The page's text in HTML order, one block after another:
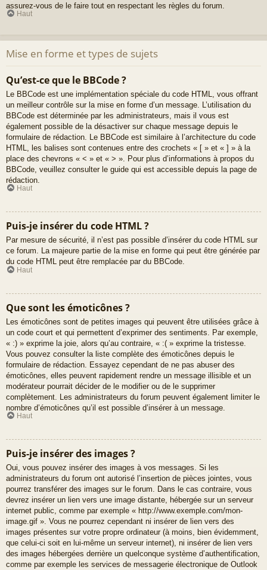
assurez-vous de le faire tout en respectant les règles du forum.
Haut
Mise en forme et types de sujets
Qu’est-ce que le BBCode ?
Le BBCode est une implémentation spéciale du code HTML, vous offrant
un meilleur contrôle sur la mise en forme d’un message. L’utilisation du
BBCode est déterminée par les administrateurs, mais il vous est
également possible de la désactiver sur chaque message depuis le
formulaire de rédaction. Le BBCode est similaire à l’architecture du code
HTML, les balises sont contenues entre des crochets « [ » et « ] » à la
place des chevrons « < » et « > ». Pour plus d’informations à propos du
BBCode, veuillez consulter le guide qui est accessible depuis la page de
rédaction.
Haut
Puis-je insérer du code HTML ?
Par mesure de sécurité, il n’est pas possible d’insérer du code HTML sur
ce forum. La majeure partie de la mise en forme qui peut être générée par
du code HTML peut être remplacée par du BBCode.
Haut
Que sont les émoticônes ?
Les émoticônes sont de petites images qui peuvent être utilisées grâce à
un code court et qui permettent d’exprimer des sentiments. Par exemple,
« :) » exprime la joie, alors qu’au contraire, « :( » exprime la tristesse.
Vous pouvez consulter la liste complète des émoticônes depuis le
formulaire de rédaction. Essayez cependant de ne pas abuser des
émoticônes, elles peuvent rapidement rendre un message illisible et un
modérateur pourrait décider de le modifier ou de le supprimer
complètement. Les administrateurs du forum peuvent également limiter le
nombre d’émoticônes qu’il est possible d’insérer à un message.
Haut
Puis-je insérer des images ?
Oui, vous pouvez insérer des images à vos messages. Si les
administrateurs du forum ont autorisé l’insertion de pièces jointes, vous
pourrez transférer des images sur le forum. Dans le cas contraire, vous
devrez insérer un lien vers une image distante, hébergée sur un serveur
internet public, comme par exemple « http://www.exemple.com/mon-
image.gif ». Vous ne pourrez cependant ni insérer de lien vers des
images présentes sur votre propre ordinateur (à moins, bien évidemment,
que celui-ci soit en lui-même un serveur internet), ni insérer de lien vers
des images hébergées derrière un quelconque système d’authentification,
comme par exemple les services de messagerie électronique de Outlook